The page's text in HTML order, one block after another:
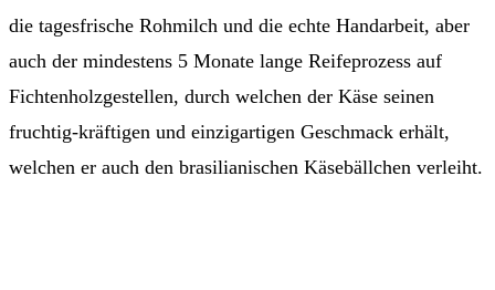
die tagesfrische Rohmilch und die echte Handarbeit, aber
auch der mindestens 5 Monate lange Reifeprozess auf
Fichtenholzgestellen, durch welchen der Käse seinen
fruchtig-kräftigen und einzigartigen Geschmack erhält,
welchen er auch den brasilianischen Käsebällchen verleiht.